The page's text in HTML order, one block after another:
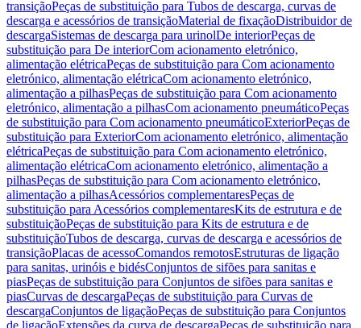
transiçãoPeças de substituição para Tubos de descarga, curvas de
descarga e acessórios de transiçãoMaterial de fixaçãoDistribuidor de
descargaSistemas de descarga para urinolDe interiorPeças de
substituição para De interiorCom acionamento eletrónico,
alimentação elétricaPeças de substituição para Com acionamento
eletrónico, alimentação elétricaCom acionamento eletrónico,
alimentação a pilhasPeças de substituição para Com acionamento
eletrónico, alimentação a pilhasCom acionamento pneumáticoPeças
de substituição para Com acionamento pneumáticoExteriorPeças de
substituição para ExteriorCom acionamento eletrónico, alimentação
elétricaPeças de substituição para Com acionamento eletrónico,
alimentação elétricaCom acionamento eletrónico, alimentação a
pilhasPeças de substituição para Com acionamento eletrónico,
alimentação a pilhasAcessórios complementaresPeças de
substituição para Acessórios complementaresKits de estrutura e de
substituiçãoPeças de substituição para Kits de estrutura e de
substituiçãoTubos de descarga, curvas de descarga e acessórios de
transiçãoPlacas de acessoComandos remotosEstruturas de ligação
para sanitas, urinóis e bidésConjuntos de sifões para sanitas e
piasPeças de substituição para Conjuntos de sifões para sanitas e
piasCurvas de descargaPeças de substituição para Curvas de
descargaConjuntos de ligaçãoPeças de substituição para Conjuntos
de ligaçãoExtensões da curva de descargaPeças de substituição para